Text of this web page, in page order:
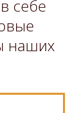
себе
наших